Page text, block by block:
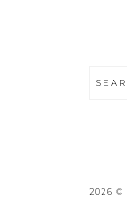
2026 ©